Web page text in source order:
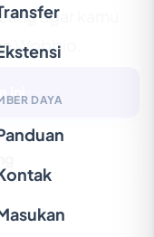
DAYA
agar kamu
Wobbio.
ini